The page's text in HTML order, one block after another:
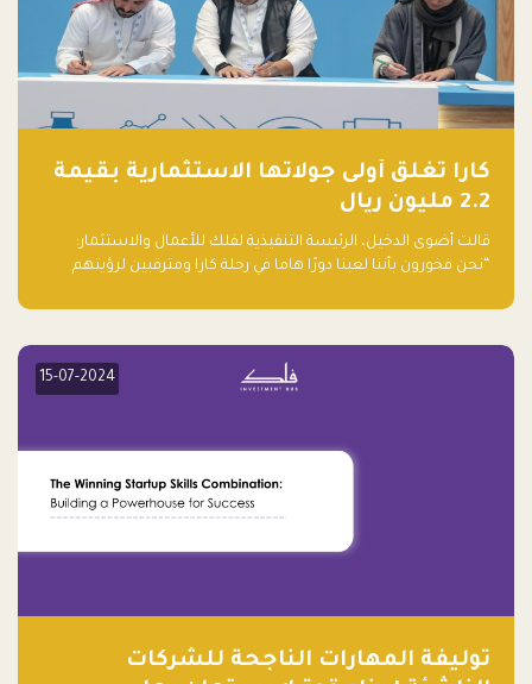
كارا تغلق أولى جولاتها الاستثمارية بقيمة
2.2 مليون ريال
قالت أضوى الدخيل، الرئيسة التنفيذية لفلك للأعمال والاستثمار:
“نحن فخورون بأننا لعبنا دورًا هاما في رحلة كارا ومترقبين لرؤيتهم
جيدًا لكوكبنا فحسب، بل إنه جيد أيضًا للأعمال”.
15-07-2024
توليفة المهارات الناجحة للشركات